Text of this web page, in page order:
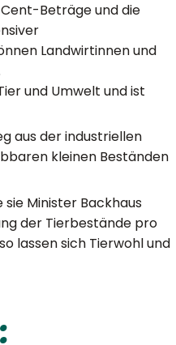
Beträge und die
Landwirtinnen und
und Umwelt und ist
aus der industriellen
kleinen Beständen
Minister Backhaus
der Tierbestände pro
lassen sich Tierwohl und